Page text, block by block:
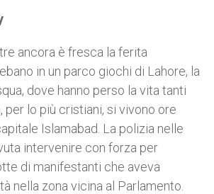
r ancora è fresca la ferita
in un parco giochi di Lahore, la
dove hanno perso la vita tanti
per lo più cristiani, si vivono ore
Islamabad. La polizia nelle
intervenire con forza per
di manifestanti che aveva
nella zona vicina al Parlamento.